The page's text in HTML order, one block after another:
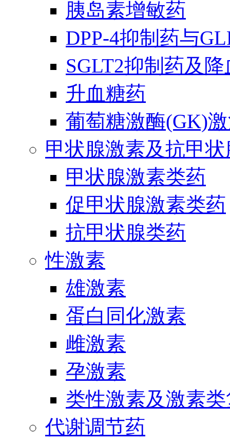
胰岛素增敏药
DPP-4抑制药与
SGLT2抑制药及
升血糖药
葡萄糖激酶(GK)
甲状腺激素及抗甲
甲状腺激素类药
促甲状腺激素类药
抗甲状腺类药
性激素
雄激素
蛋白同化激素
雌激素
孕激素
类性激素及激素
代谢调节药